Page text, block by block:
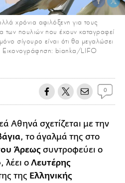
χρόνια αφιλόξενη για τους
των πουλιών που έχουν καταγραφεί
σίγουρο είναι ότι θα μεγαλώσει
Εικονογράφηση: bianka/LIFO
0
Αθηνά σχετίζεται με την
, το άγαλμά της στο
Άρεως συντροφεύει ο
λέει ο Λευτέρης
της Ελληνικής